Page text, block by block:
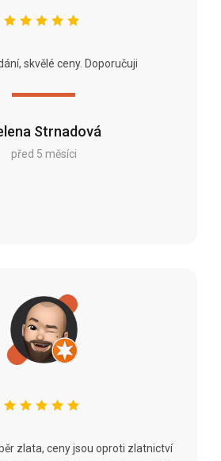
Strnadová
před 5 měsíci
skvělé ceny. Doporučuji
zlata, ceny jsou oproti zlatnictví